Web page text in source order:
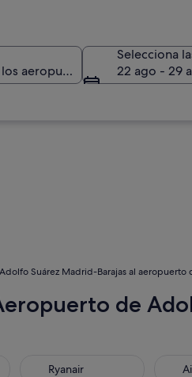
Selecciona
22 ago - 29
Suárez Madrid-Barajas al aeropuerto
de
Ryanair
Ryanair Air